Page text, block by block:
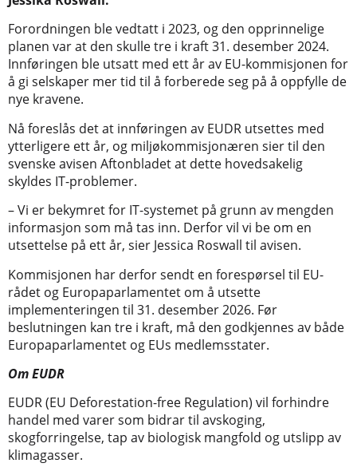
Forordningen ble vedtatt i 2023, og den opprinnelige
planen var at den skulle tre i kraft 31. desember 2024.
Innføringen ble utsatt med ett år av EU-kommisjonen for
å gi selskaper mer tid til å forberede seg på å oppfylle de
nye kravene.
Nå foreslås det at innføringen av EUDR utsettes med
ytterligere ett år, og miljøkommisjonæren sier til den
svenske avisen Aftonbladet at dette hovedsakelig
skyldes IT-problemer.
– Vi er bekymret for IT-systemet på grunn av mengden
informasjon som må tas inn. Derfor vil vi be om en
utsettelse på ett år, sier Jessica Roswall til avisen.
Kommisjonen har derfor sendt en forespørsel til EU-
rådet og Europaparlamentet om å utsette
implementeringen til 31. desember 2026. Før
beslutningen kan tre i kraft, må den godkjennes av både
Europaparlamentet og EUs medlemsstater.
Om EUDR
EUDR (EU Deforestation-free Regulation) vil forhindre
handel med varer som bidrar til avskoging,
skogforringelse, tap av biologisk mangfold og utslipp av
klimagasser.